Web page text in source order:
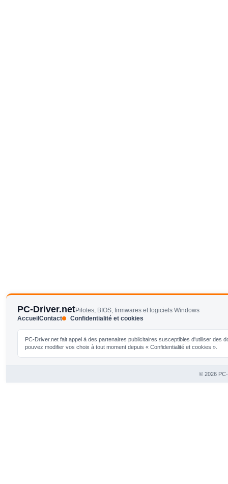
PC-Driver.netPilotes, BIOS, firmwares et logiciels Windows
AccueilContact Confidentialité et cookies
PC-Driver.net fait appel à des partenaires publicitaires susceptibles d'utiliser
pouvez modifier vos choix à tout moment depuis « Confidentialité et cookies ».
© 2026